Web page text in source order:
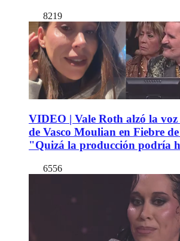
8219
VIDEO | Vale Roth alzó la
de Vasco Moulian en Fiebre
"Quizá la producción podría
6556